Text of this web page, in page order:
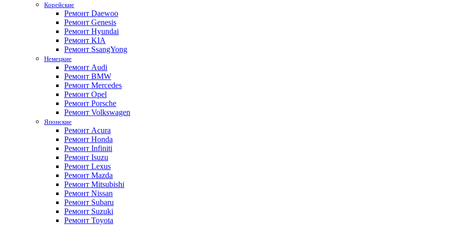
Корейские
Ремонт Daewoo
Ремонт Genesis
Ремонт Hyundai
Ремонт KIA
Ремонт SsangYong
Немецкие
Ремонт Audi
Ремонт BMW
Ремонт Mercedes
Ремонт Opel
Ремонт Porsche
Ремонт Volkswagen
Японские
Ремонт Acura
Ремонт Honda
Ремонт Infiniti
Ремонт Isuzu
Ремонт Lexus
Ремонт Mazda
Ремонт Mitsubishi
Ремонт Nissan
Ремонт Subaru
Ремонт Suzuki
Ремонт Toyota